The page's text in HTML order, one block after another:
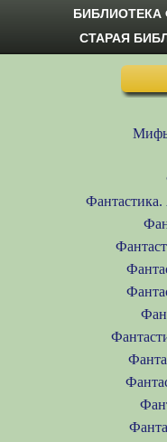
БИБЛИОТЕКА
СТАРАЯ
Фантастика.